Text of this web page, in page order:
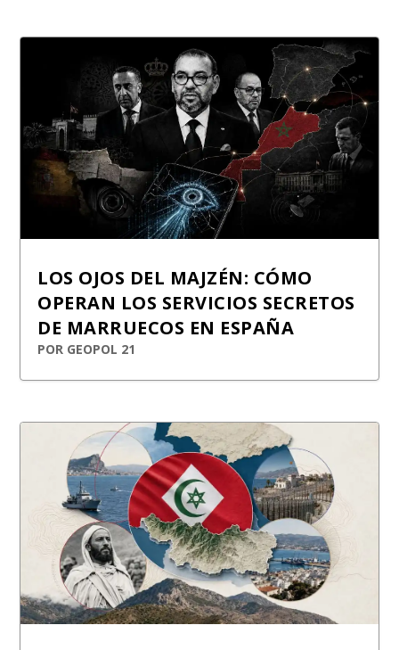
LOS OJOS DEL MAJZÉN: CÓMO
OPERAN LOS SERVICIOS SECRETOS
DE MARRUECOS EN ESPAÑA
POR GEOPOL 21